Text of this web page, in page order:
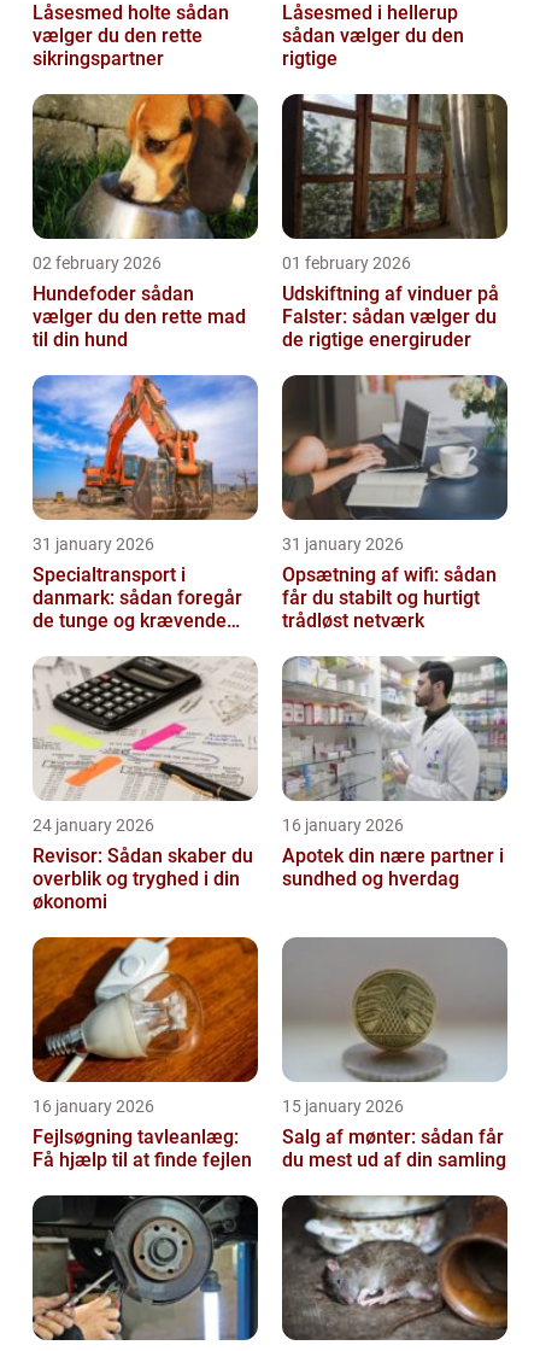
Låsesmed holte sådan
vælger du den rette
sikringspartner
Låsesmed i hellerup
sådan vælger du den
rigtige
02 february 2026
Hundefoder sådan
vælger du den rette mad
til din hund
01 february 2026
Udskiftning af vinduer på
Falster: sådan vælger du
de rigtige energiruder
31 january 2026
Specialtransport i
danmark: sådan foregår
de tunge og krævende
31 january 2026
Opsætning af wifi: sådan
får du stabilt og hurtigt
trådløst netværk
24 january 2026
Revisor: Sådan skaber du
overblik og tryghed i din
økonomi
16 january 2026
Apotek din nære partner i
sundhed og hverdag
16 january 2026
Fejlsøgning tavleanlæg:
Få hjælp til at finde fejlen
15 january 2026
Salg af mønter: sådan får
du mest ud af din samling